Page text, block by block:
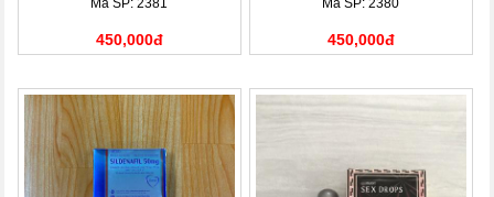
Mã SP: 2381
450,000đ
Mã SP: 2380
450,000đ